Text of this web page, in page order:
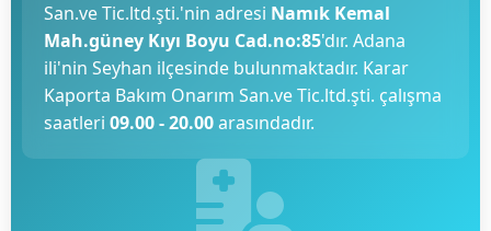
San.ve Tic.ltd.şti.'nin adresi Namık Kemal
Mah.güney Kıyı Boyu Cad.no:85'dır. Adana
ili'nin Seyhan ilçesinde bulunmaktadır. Karar
Kaporta Bakım Onarım San.ve Tic.ltd.şti. çalışma
saatleri 09.00 - 20.00arasındadır.